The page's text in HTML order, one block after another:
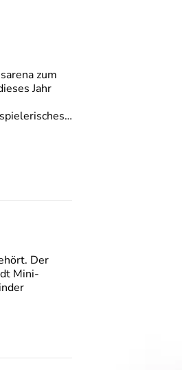
zum
Jahr
Der
Mini-